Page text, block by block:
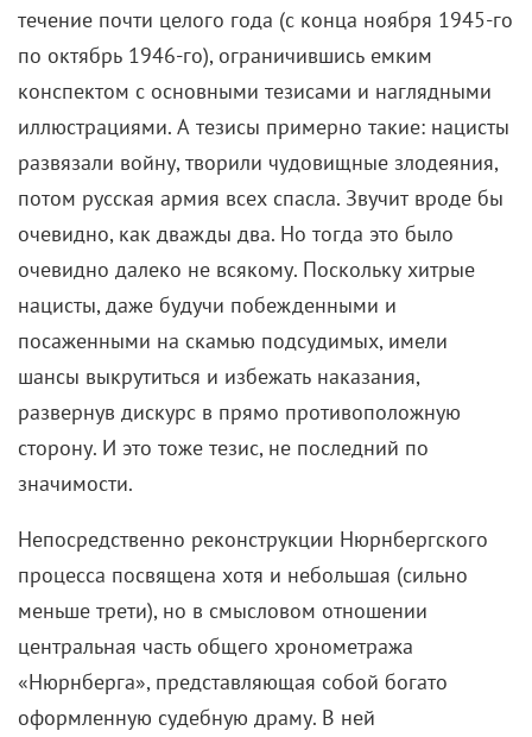
течение почти целого года (с конца ноября 1945-го
по октябрь 1946-го), ограничившись емким
конспектом с основными тезисами и наглядными
иллюстрациями. А тезисы примерно такие: нацисты
развязали войну, творили чудовищные злодеяния,
потом русская армия всех спасла. Звучит вроде бы
очевидно, как дважды два. Но тогда это было
очевидно далеко не всякому. Поскольку хитрые
нацисты, даже будучи побежденными и
посаженными на скамью подсудимых, имели
шансы выкрутиться и избежать наказания,
развернув дискурс в прямо противоположную
сторону. И это тоже тезис, не последний по
значимости.
Непосредственно реконструкции Нюрнбергского
процесса посвящена хотя и небольшая (сильно
меньше трети), но в смысловом отношении
центральная часть общего хронометража
«Нюрнберга», представляющая собой богато
оформленную судебную драму. В ней